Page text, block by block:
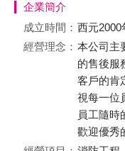
企業簡介
成立時間： 西元2000
經營理念： 本公司主
的售後服
客戶的肯
視每一位
員工隨時
歡迎優秀